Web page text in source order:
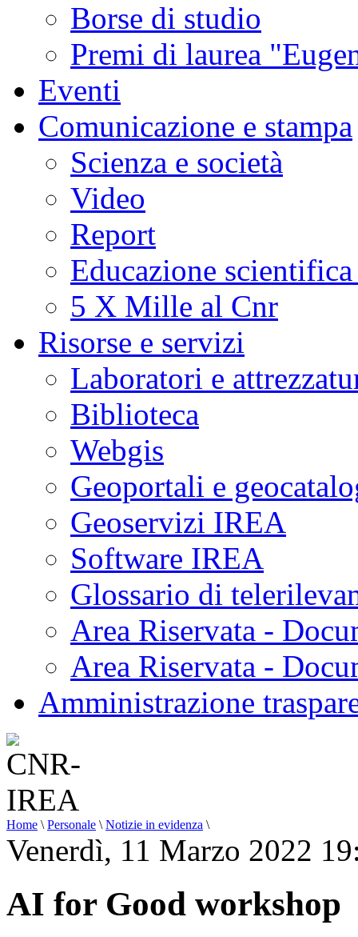
Borse di studio
Premi di laurea
Eventi
Comunicazione e stampa
Scienza e società
Video
Report
Educazione
5 X Mille al Cnr
Risorse e servizi
Laboratori e
Biblioteca
Webgis
Geoportali e
Geoservizi IREA
Software IREA
Glossario di
Area Riservata -
Area Riservata -
Amministrazione
Home \ Personale \ Notizie in evidenza \
Venerdì, 11 Marzo 2022
AI for Good workshop